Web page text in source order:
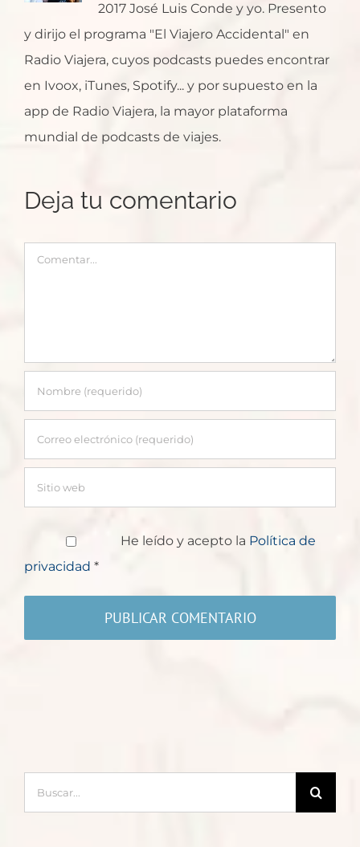
2017 José Luis Conde y yo. Presento
y dirijo el programa "El Viajero Accidental" en
Radio Viajera, cuyos podcasts puedes encontrar
en Ivoox, iTunes, Spotify... y por supuesto en la
app de Radio Viajera, la mayor plataforma
mundial de podcasts de viajes.
Deja tu comentario
Comentar
He leído y acepto la Política de
privacidad *